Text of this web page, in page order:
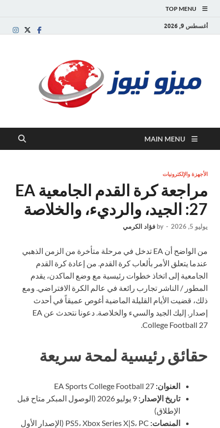
TOP MENU
أغسطس 9, 2026
MAIN MENU
الأجهزة والإلكترونيات
مراجعة كرة القدم الجامعية EA
27: الجيد، والرديء، والخلاصة
يوليو 5, 2026 -
by فؤاد الكرمي
من الواضح أن EA تدخل في مرحلة متأخرة من الزمن الذهبي
عندما يتعلق الأمر بألعاب كرة القدم. من إعادة كرة القدم
الجامعية إلى اتخاذ خطوات رئيسية مع وضع الماكدن، يقدم
المطور / الناشر تجارب رائعة في عالم الكرة الافتراضي. ومع
ذلك، قضيت الأيام القليلة الماضية أغوص عميقاً في أحدث
إصدار. إليك الجيد والسيء والخلاصة. دعونا نتحدث عن EA
College Football 27.
حقائق رئيسية لمحة سريعة
العنوان:
تاريخ الإصدار:
9 يوليو 2026 (الوصول المبكر متاح قبل
الإطلاق)
المنصات:
PS5، Xbox Series X|S، PC (الإصدار الأول